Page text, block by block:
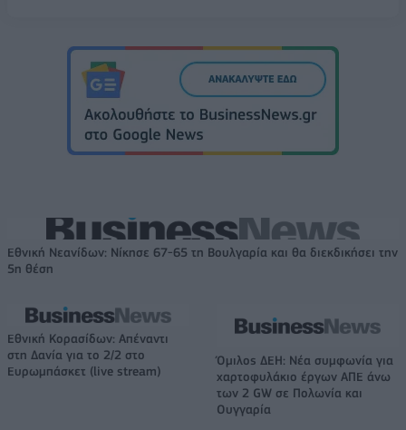
Εθνική Νεανίδων: Νίκησε 67-65 τη Βουλγαρία και θα διεκδικήσει την
5η θέση
Εθνική Κορασίδων: Απέναντι
στη Δανία για το 2/2 στο
Ευρωμπάσκετ (live stream)
Όμιλος ΔΕΗ: Νέα συμφωνία για
χαρτοφυλάκιο έργων ΑΠΕ άνω
των 2 GW σε Πολωνία και
Ουγγαρία